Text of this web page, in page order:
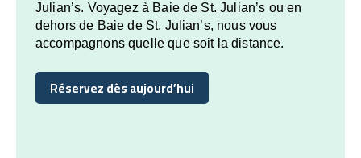
Julian’s. Voyagez à Baie de St. Julian’s ou en
dehors de Baie de St. Julian’s, nous vous
accompagnons quelle que soit la distance.
Réservez dès aujourd’hui
Réservez dès aujourd’hui